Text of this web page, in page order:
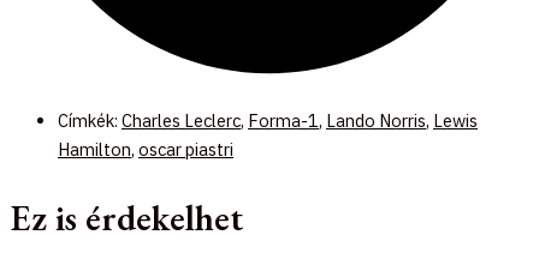
Címkék: Charles Leclerc, Forma-1, Lando Norris, Lewis
Hamilton, oscar piastri
Ez is érdekelhet